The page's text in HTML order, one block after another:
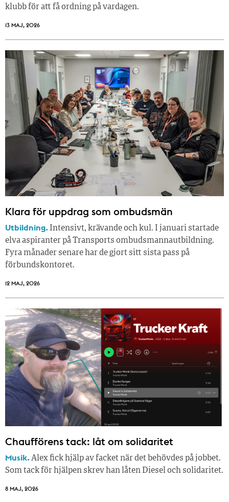
klubb för att få ordning på vardagen.
13 MAJ, 2026
Klara för uppdrag som ombudsmän
Utbildning. Intensivt, krävande och kul. I januari startade
elva aspiranter på Transports ombudsmannautbildning.
Fyra månader senare har de gjort sitt sista pass på
förbundskontoret.
12 MAJ, 2026
Chaufförens tack: låt om solidaritet
Musik.Alex fick hjälp av facket när det behövdes på jobbet.
Som tack för hjälpen skrev han låten Diesel och solidaritet.
8 MAJ, 2026